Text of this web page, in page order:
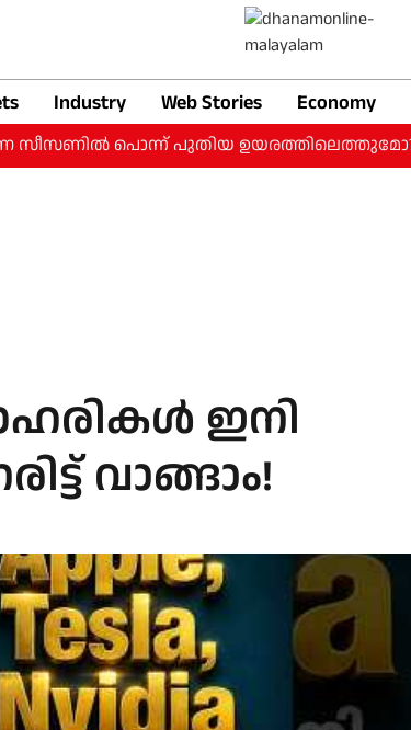
Industry Web Stories Economy
സീസണില്‍ പൊന്ന് പുതിയ ഉയരത്തിലെത്തുമോ?
ഓഹരികള്‍ ഇനി
വാങ്ങാം!